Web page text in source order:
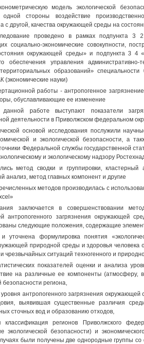
модель экологической
стороны воздействие
с другой, качества окружающей среды на
проведено в рамках подпункта 3 2
социально-экономические совокупности,
окружающей среды» и подпункта 3 4
обеспечения управления
образований»
(экономические науки)
работы - антропогенное
обуславливающие ее изменение
работе выступают показатели
деятельности в Приволжском федеральном
основой исследования послужили
и экологической безопасности, а
Федеральной службы государственной
и экологическому надзору
метод сводки и группировки,
анализ, метод главных компонент и другие
методов производилась с
заключается в совершенствовании
антропогенного загрязнения окружающей
следующие положения, содержащие
уточнена формулировка понятия
природной среды и здоровья человека
чрезвычайных ситуаций техногенного и
показателей оценки и анализа
на различные ее компоненты (атмосферу,
безопасности региона,
антропогенного загрязнения
выявившая существенные различия
сточных вод и образованию отходов,
регионов Приволжского
экологической безопасности) и
были получены две однородные группы